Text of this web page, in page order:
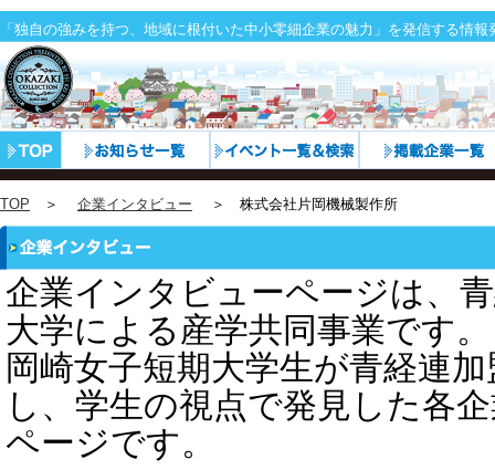
「独自の強みを持つ、地域に根付いた中小零細企業の魅力」を発信する情
TOP ＞ 企業インタビュー ＞ 株式会社片岡機械製作所
企業インタビューページは、
大学による産学共同事業です。
岡崎女子短期大学生が青経連
し、学生の視点で発見した各
ページです。